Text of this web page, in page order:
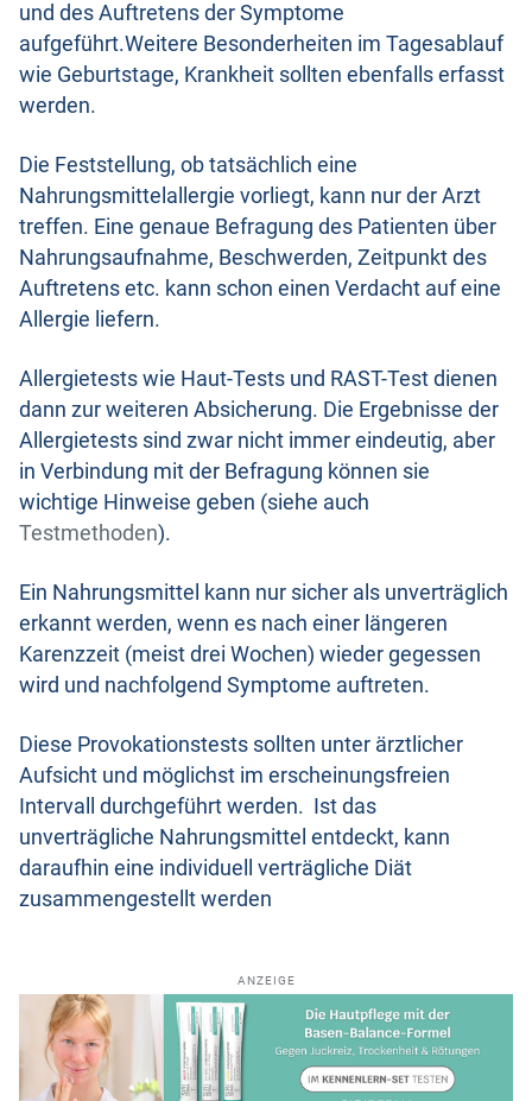
und des Auftretens der Symptome
aufgeführt.Weitere Besonderheiten im Tagesablauf
wie Geburtstage, Krankheit sollten ebenfalls erfasst
werden.
Die Feststellung, ob tatsächlich eine
Nahrungsmittelallergie vorliegt, kann nur der Arzt
treffen. Eine genaue Befragung des Patienten über
Nahrungsaufnahme, Beschwerden, Zeitpunkt des
Auftretens etc. kann schon einen Verdacht auf eine
Allergie liefern.
Allergietests wie Haut-Tests und RAST-Test dienen
dann zur weiteren Absicherung. Die Ergebnisse der
Allergietests sind zwar nicht immer eindeutig, aber
in Verbindung mit der Befragung können sie
wichtige Hinweise geben (siehe auch
Testmethoden).
Ein Nahrungsmittel kann nur sicher als unverträglich
erkannt werden, wenn es nach einer längeren
Karenzzeit (meist drei Wochen) wieder gegessen
wird und nachfolgend Symptome auftreten.
Diese Provokationstests sollten unter ärztlicher
Aufsicht und möglichst im erscheinungsfreien
Intervall durchgeführt werden. Ist das
unverträgliche Nahrungsmittel entdeckt, kann
daraufhin eine individuell verträgliche Diät
zusammengestellt werden
ANZEIGE